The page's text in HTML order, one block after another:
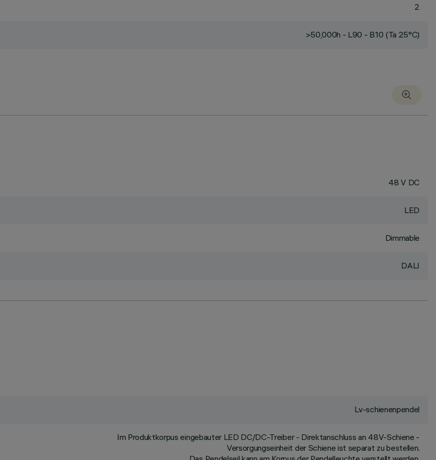
2
>50,000h - L90 - B10 (Ta 25°C)
48 V DC
LED
Dimmable
DALI
Lv-schienenpendel
Im Produktkorpus eingebauter LED DC/DC-Treiber - Direktanschluss an 48V-Schiene -
Versorgungseinheit der Schiene ist separat zu bestellen.